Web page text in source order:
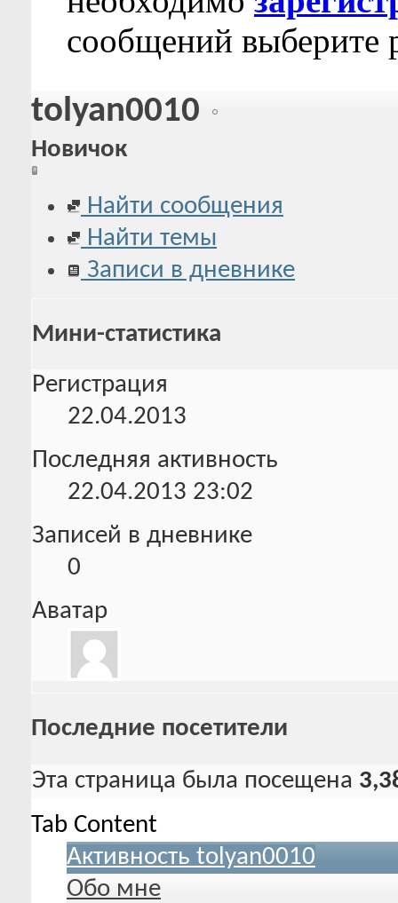
сообщений выберите
tolyan0010
Новичок
Найти сообщения
Найти темы
Записи в дневнике
Мини-статистика
Регистрация
22.04.2013
Последняя активность
22.04.2013 23:02
Записей в дневнике
0
Аватар
Последние посетители
Эта страница была посещена
Tab Content
Активность tolyan0010
Обо мне